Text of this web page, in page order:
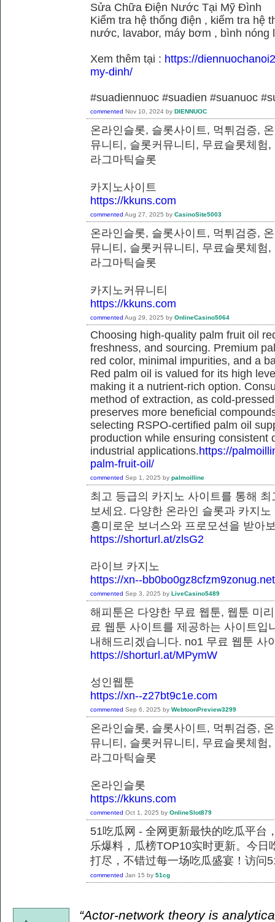
Sửa Chữa Điện Nước Tại Mỹ Đình
Kiểm tra hệ thống điện , kiểm tra hệ
nước, lavabor, máy bơm , bình nóng
Xem thêm tại : https://
my-dinh/
#suadiennuoc #suadien #suanuoc
commented Nov 10, 2024 by DIENNUOC
온라인슬롯, 슬롯사이트, 먹튀검증,
뮤니티, 슬롯커뮤니티, 무료슬롯체험
라그마틱슬롯
카지노사이트
https://kkuns.com
commented Aug 27, 2025 by CasinoSite5003
온라인슬롯, 슬롯사이트, 먹튀검증,
뮤니티, 슬롯커뮤니티, 무료슬롯체험
라그마틱슬롯
카지노커뮤니티
https://kkuns.com
commented Aug 29, 2025 by OnlineCasino5064
Choosing high-quality palm fruit oil
freshness, and sourcing. Premium
red color, minimal impurities, and a
Red palm oil is valued for its high
making it a nutrient-rich option.
method of extraction, as cold-
preserves more beneficial
selecting RSPO-certified palm oil
production while ensuring consistent
industrial applications.https://
palm-fruit-oil/
commented Sep 1, 2025 by palmoilline
최고 등급의 카지노 사이트를 통해
보세요. 다양한 온라인 슬롯과 카지
흥미로운 보너스와 프로모션을 받
https://shorturl.at/zlsG2
라이브 카지노
https://xn--bb0bo0gz8cfzm9zonug.net
commented Sep 3, 2025 by LiveCasino5489
해피툰은 다양한 무료 웹툰, 웹툰 미
료 웹툰 사이트를 제공하는 사이트
내해드리겠습니다. no1 무료 웹툰
https://shorturl.at/MPymW
성인웹툰
https://xn--z27bt9c1e.com
commented Sep 6, 2025 by WebtoonPreview3299
온라인슬롯, 슬롯사이트, 먹튀검증,
뮤니티, 슬롯커뮤니티, 무료슬롯체험
라그마틱슬롯
온라인슬롯
https://kkuns.com
commented Oct 1, 2025 by OnlineSlot879
51吃瓜网 - 全网更新最快的吃瓜平台
乐爆料，瓜榜TOP10实时更新。今
打尽，不错过每一场吃瓜盛宴！访问
commented Jan 15 by 51cg
“Actor-network theory is